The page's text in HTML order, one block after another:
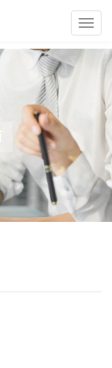
Toggle